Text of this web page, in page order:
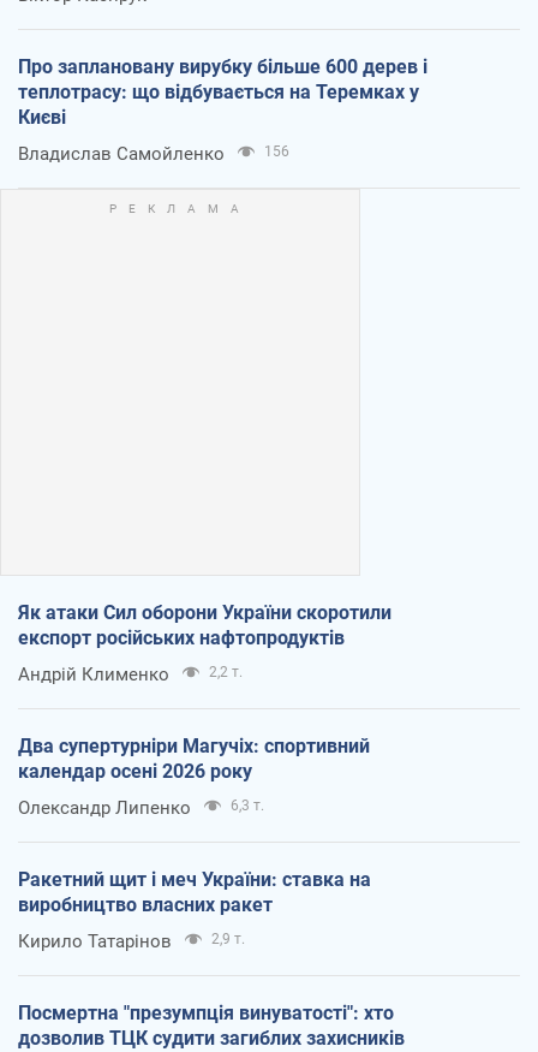
Про заплановану вирубку більше 600 дерев і
теплотрасу: що відбувається на Теремках у
Києві
Владислав Самойленко 156
Як атаки Сил оборони України скоротили
експорт російських нафтопродуктів
Андрій Клименко 2,2 т.
Два супертурніри Магучіх: спортивний
календар осені 2026 року
Олександр Липенко 6,3 т.
Ракетний щит і меч України: ставка на
виробництво власних ракет
Кирило Татарінов 2,9 т.
Посмертна "презумпція винуватості": хто
дозволив ТЦК судити загиблих захисників